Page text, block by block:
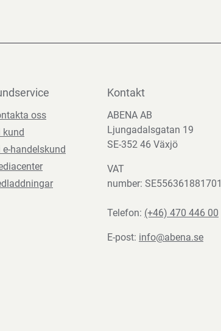
oss
kund
e-handelskund
Kontakt
ABENA AB
Ljungadalsgatan 19
SE-352 46 Växjö
VAT
number: SE556361881701
Telefon: (+46) 470 446 00
E-post: info@abena.se